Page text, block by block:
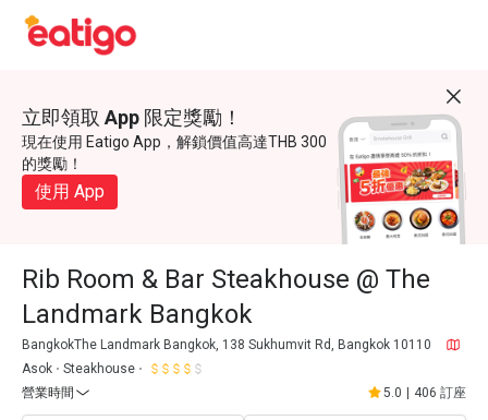
立即領取 App 限定獎勵！
現在使用 Eatigo App，解鎖價值高達THB 300
的獎勵！
使用 App
Rib Room & Bar Steakhouse @ The
Landmark Bangkok
BangkokThe Landmark Bangkok, 138 Sukhumvit Rd, Bangkok 10110
Asok
Steakhouse
營業時間
5.0 406 訂座